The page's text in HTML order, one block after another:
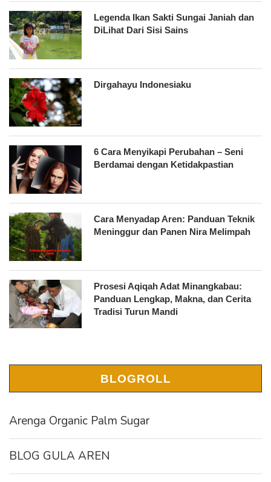
Legenda Ikan Sakti Sungai Janiah dan
DiLihat Dari Sisi Sains
Dirgahayu Indonesiaku
6 Cara Menyikapi Perubahan – Seni
Berdamai dengan Ketidakpastian
Cara Menyadap Aren: Panduan Teknik
Meninggur dan Panen Nira Melimpah
Prosesi Aqiqah Adat Minangkabau:
Panduan Lengkap, Makna, dan Cerita
Tradisi Turun Mandi
BLOGROLL
Arenga Organic Palm Sugar
BLOG GULA AREN